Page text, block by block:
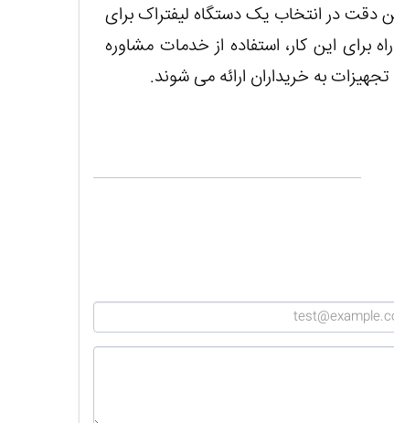
دقت در انتخاب یک دستگاه لیفتراک برای
این کار، استفاده از خدمات مشاوره
به خریداران ارائه می شوند.